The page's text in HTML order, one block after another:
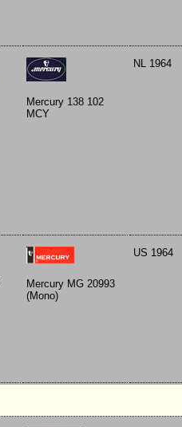
Mercury 138 102
MCY
NL 1964
Mercury MG 20993
(Mono)
US 1964